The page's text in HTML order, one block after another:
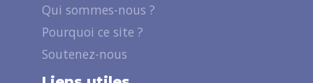
Qui sommes-nous ?
Pourquoi ce site ?
Soutenez-nous